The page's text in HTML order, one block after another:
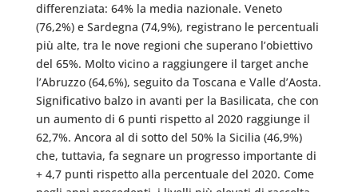
differenziata: 64% la media nazionale. Veneto
(76,2%) e Sardegna (74,9%), registrano le percentuali
più alte, tra le nove regioni che superano l’obiettivo
del 65%. Molto vicino a raggiungere il target anche
l’Abruzzo (64,6%), seguito da Toscana e Valle d’Aosta.
Significativo balzo in avanti per la Basilicata, che con
un aumento di 6 punti rispetto al 2020 raggiunge il
62,7%. Ancora al di sotto del 50% la Sicilia (46,9%)
che, tuttavia, fa segnare un progresso importante di
+ 4,7 punti rispetto alla percentuale del 2020. Come